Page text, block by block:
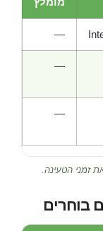
—
—
—
בוחרים